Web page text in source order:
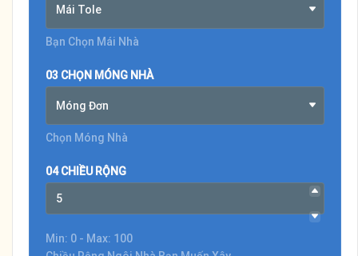
Mái Tole
Bạn Chọn Mái Nhà
03 CHỌN MÓNG NHÀ
Móng Đơn
Chọn Móng Nhà
04 CHIỀU RỘNG
Min: 0 - Max: 100